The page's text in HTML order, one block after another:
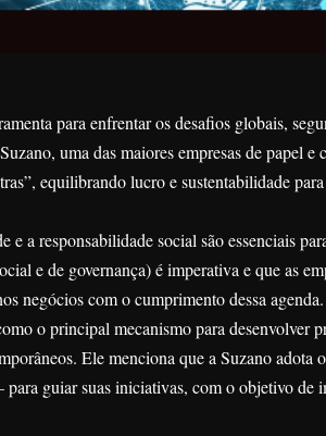
para enfrentar os desafios globais,
uma das maiores empresas de papel
equilibrando lucro e sustentabilidade
e a responsabilidade social são essenciais
e de governança) é imperativa e que as
negócios com o cumprimento dessa agenda.
o principal mecanismo para desenvolver
Ele menciona que a Suzano adota
para guiar suas iniciativas, com o objetivo de